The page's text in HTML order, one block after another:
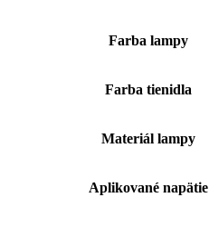
Farba lampy
Farba tienidla
Materiál lampy
Aplikované napätie